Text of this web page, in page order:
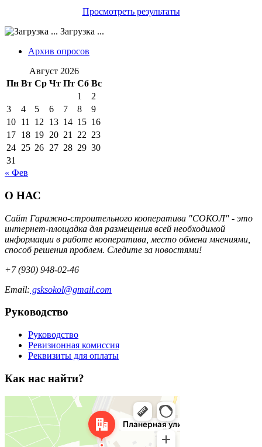
Просмотреть результаты
Загрузка ...
Архив опросов
Август 2026
Пн Вт Ср Чт Пт Сб Вс
1
2
3
4 5 6 7 8
9
10 11 12 13 14 15 16
17 18 19 20 21 22 23
24 25 26 27 28 29 30
31
« Фев
О НАС
Сайт Гаражно-строительного кооператива "СОКОЛ" - это
интернет-площадка для размещения всей необходимой
информации в работе кооператива, место обмена мнениями,
способ решения проблем. Следите за новостями!
+7 (930) 948-02-46
Email: gsksokol@gmail.com
Руководство
Руководство
Ревизионная комиссия
Реквизиты для оплаты
Как нас найти?